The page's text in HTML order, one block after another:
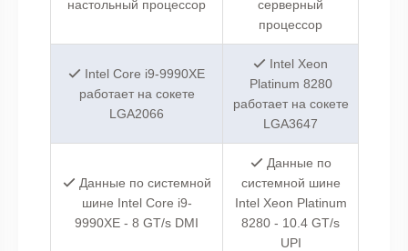
настольный процессор
серверный
процессор
Intel Core i9-9990XE
работает на сокете
LGA2066
Intel Xeon
Platinum 8280
работает на сокете
LGA3647
Данные по системной
шине Intel Core i9-
9990XE - 8 GT/s DMI
Данные по
системной шине
Intel Xeon Platinum
8280 - 10.4 GT/s
UPI